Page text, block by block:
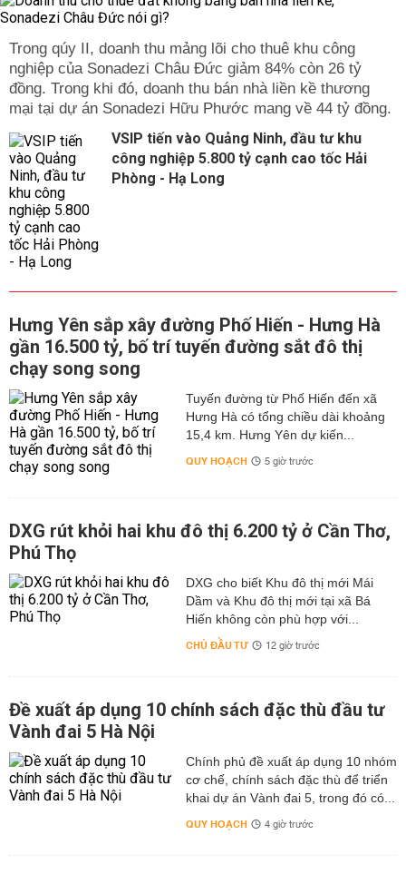
Trong qúy II, doanh thu mảng lõi cho thuê khu công
nghiệp của Sonadezi Châu Đức giảm 84% còn 26 tỷ
đồng. Trong khi đó, doanh thu bán nhà liền kề thương
mại tại dự án Sonadezi Hữu Phước mang về 44 tỷ đồng.
VSIP tiến vào Quảng Ninh, đầu tư khu
công nghiệp 5.800 tỷ cạnh cao tốc Hải
Phòng - Hạ Long
Hưng Yên sắp xây đường Phố Hiến - Hưng Hà
gần 16.500 tỷ, bố trí tuyến đường sắt đô thị
chạy song song
Tuyến đường từ Phố Hiến đến xã
Hưng Hà có tổng chiều dài khoảng
15,4 km. Hưng Yên dự kiến...
QUY HOẠCH 5 giờ trước
DXG rút khỏi hai khu đô thị 6.200 tỷ ở Cần Thơ,
Phú Thọ
DXG cho biết Khu đô thị mới Mái
Dầm và Khu đô thị mới tại xã Bá
Hiến không còn phù hợp với...
CHỦ ĐẦU TƯ 12 giờ trước
Đề xuất áp dụng 10 chính sách đặc thù đầu tư
Vành đai 5 Hà Nội
Chính phủ đề xuất áp dụng 10 nhóm
cơ chế, chính sách đặc thù để triển
khai dự án Vành đai 5, trong đó có...
QUY HOẠCH 4 giờ trước